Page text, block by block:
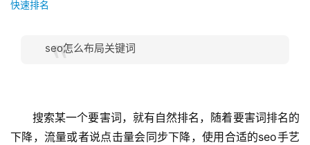
快速排名
seo怎么布局关键词
搜索某一个要害词，就有自然排名，随着要害词排名的
下降，流量或者说点击量会同步下降，使用合适的seo手艺